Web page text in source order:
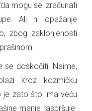
mogu se izračunati
Ali ni opažanje
zbog zaklonjenosti
se doskočiti. Naime,
kroz kozmičku
je zato što ima veću
manje raspršuje.